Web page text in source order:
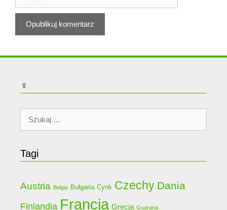
♀
Tagi
Austria Belgia Bułgaria Cynk Czechy Dania
Finlandia Francja Grecja Guarana